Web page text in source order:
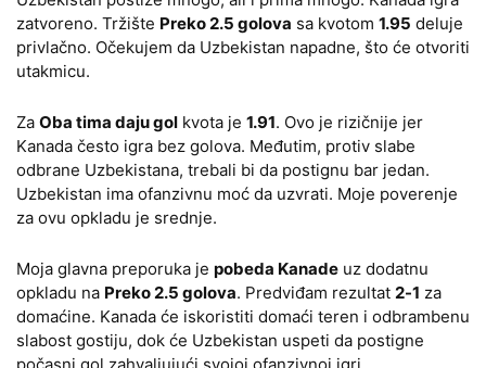
zatvoreno. Tržište Preko 2.5 golova sa kvotom 1.95 deluje
privlačno. Očekujem da Uzbekistan napadne, što će otvoriti
utakmicu.
Za Oba tima daju gol kvota je 1.91. Ovo je rizičnije jer
Kanada često igra bez golova. Međutim, protiv slabe
odbrane Uzbekistana, trebali bi da postignu bar jedan.
Uzbekistan ima ofanzivnu moć da uzvrati. Moje poverenje
za ovu opkladu je srednje.
Moja glavna preporuka je pobeda Kanade uz dodatnu
opkladu na Preko 2.5 golova. Predviđam rezultat 2-1 za
domaćine. Kanada će iskoristiti domaći teren i odbrambenu
slabost gostiju, dok će Uzbekistan uspeti da postigne